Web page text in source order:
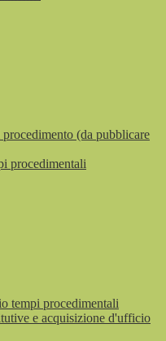
(da pubblicare
procedimentali
tempi procedimentali
e acquisizione d'ufficio